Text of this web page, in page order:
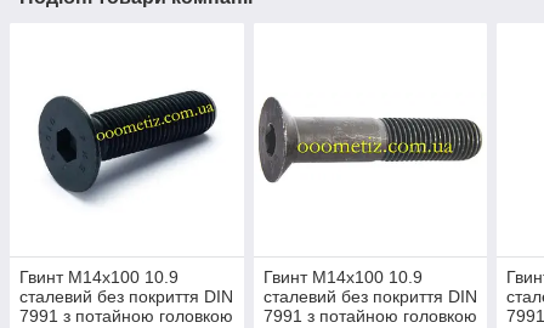
Гвинт М14х100 10.9
сталевий без покриття DIN
7991 з потайною головкою
Гвинт М14х100 10.9
сталевий без покриття DIN
7991 з потайною головкою